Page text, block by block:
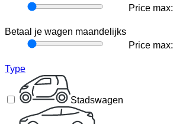
Price
Price max:
Betaal je wagen maandelijks
Price
Price max:
Type
Stadswagen